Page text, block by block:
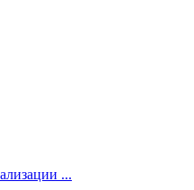
...